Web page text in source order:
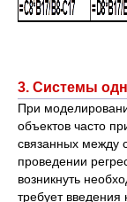
3. Системы
При
объектов часто
связанных между
проведении
возникнуть
требует введения